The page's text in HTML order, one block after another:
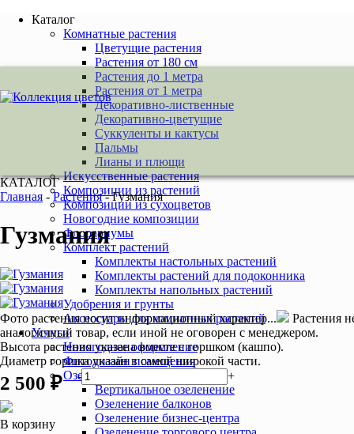
Каталог
Комнатные растения
Цветущие растения
Растения от 180 см
Растения до 1 метра
Растения от 1 метра
Декоративно-лиственные
Декоративно-цветущие
Суккуленты и кактусы
Пальмы
Лианы и плющи
Искусственные растения
Композиции из растений
Композиции из сухоцветов
Новогодние композиции
Флорариумы
Комплект растений
Комплекты настольных растений
Комплекты растений для подоконника
Комплекты напольных растений
Удобрения и грунты
Аксессуары для комнатных растений
Услуги
Новогоднее оформление
Фитодизайн помещения
Озеленение интерьера
Вертикальное озеленение
Озеленение балконов
Озеленение бизнес-центра
КАТАЛОГ
Главная - Растения - Гузмания
Гузмания
Фото растения носит информационный характер...
Растения
аналогичный товар, если иной не оговорен с менеджером.
Высота растения указана вместе с горшком (кашпо).
Диаметр горшка указан в самой широкой части.
2 500 ₽ - +
В корзину